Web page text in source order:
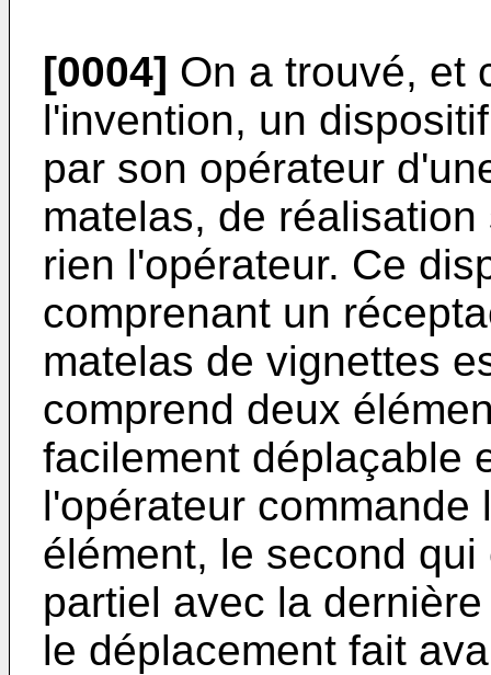
[0004] On a trouvé, et
l'invention, un
par son opérateur
matelas, de
rien l'opérateur. Ce
comprenant un
matelas de vignettes
comprend deux
facilement déplaçable
l'opérateur
élément, le second
partiel avec la
le déplacement fait